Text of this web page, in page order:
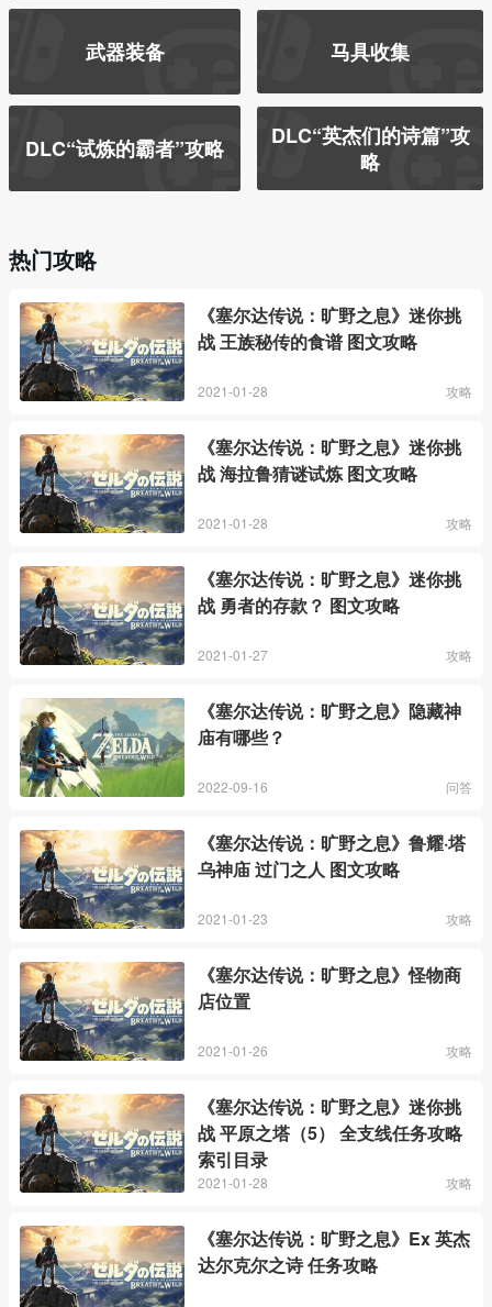
武器装备 马具收集
DLC“试炼的霸者”攻略
DLC“英杰们的诗篇”攻
略
热门攻略
《塞尔达传说：旷野之息》迷你挑
战 王族秘传的食谱 图文攻略
2021-01-28 攻略
《塞尔达传说：旷野之息》迷你挑
战 海拉鲁猜谜试炼 图文攻略
2021-01-28 攻略
《塞尔达传说：旷野之息》迷你挑
战 勇者的存款？ 图文攻略
2021-01-27 攻略
《塞尔达传说：旷野之息》隐藏神
庙有哪些？
2022-09-16 问答
《塞尔达传说：旷野之息》鲁耀·塔
乌神庙 过门之人 图文攻略
2021-01-23 攻略
《塞尔达传说：旷野之息》怪物商
店位置
2021-01-26 攻略
《塞尔达传说：旷野之息》迷你挑
战 平原之塔（5） 全支线任务攻略
索引目录
2021-01-28 攻略
《塞尔达传说：旷野之息》Ex 英杰
达尔克尔之诗 任务攻略